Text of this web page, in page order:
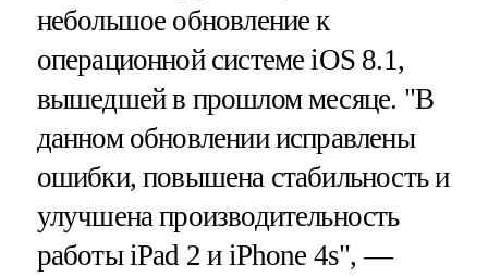
небольшое обновление к
операционной системе iOS 8.1,
вышедшей в прошлом месяце. "В
данном обновлении исправлены
ошибки, повышена стабильность и
улучшена производительность
работы iPad 2 и iPhone 4s", —